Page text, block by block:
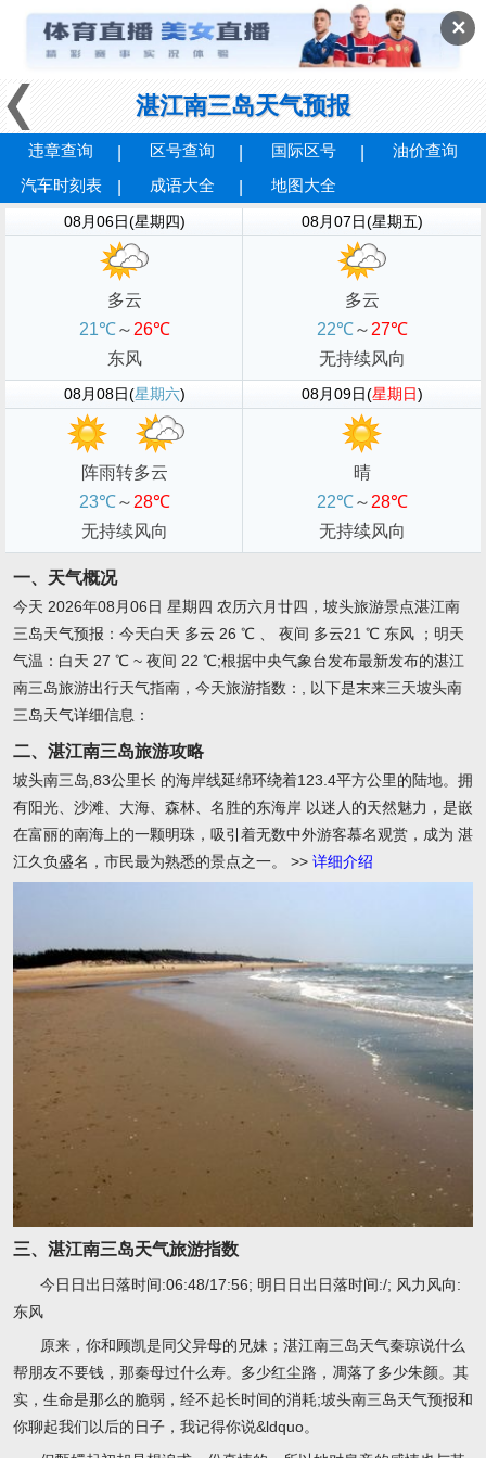
✕
湛江南三岛天气预报
违章查询 区号查询 国际区号
油价查询
汽车时刻表
成语大全 地图大全
08月06日(星期四)
多云
21℃～ 26℃
东风
08月07日(星期五)
多云
22℃～ 27℃
无持续风向
08月08日(星期六)
阵雨转多云
23℃～ 28℃
无持续风向
08月09日(星期日)
晴
22℃～ 28℃
无持续风向
一、天气概况
今天 2026年08月06日 星期四 农历六月廿四，坡头旅游景点湛江南
三岛天气预报：今天白天 多云 26 ℃ 、 夜间 多云21 ℃ 东风 ；明天
气温：白天 27 ℃ ~ 夜间 22 ℃;根据中央气象台发布最新发布的湛江
南三岛旅游出行天气指南，今天旅游指数：, 以下是末来三天坡头南
三岛天气详细信息：
二、湛江南三岛旅游攻略
坡头南三岛,83公里长 的海岸线延绵环绕着123.4平方公里的陆地。拥
有阳光、沙滩、大海、森林、名胜的东海岸 以迷人的天然魅力，是嵌
在富丽的南海上的一颗明珠，吸引着无数中外游客慕名观赏，成为 湛
江久负盛名，市民最为熟悉的景点之一。 >> 详细介绍
三、湛江南三岛天气旅游指数
今日日出日落时间:06:48/17:56; 明日日出日落时间:/; 风力风向:
东风
原来，你和顾凯是同父异母的兄妹；湛江南三岛天气秦琼说什么
帮朋友不要钱，那秦母过什么寿。多少红尘路，凋落了多少朱颜。其
实，生命是那么的脆弱，经不起长时间的消耗;坡头南三岛天气预报和
你聊起我们以后的日子，我记得你说&ldquo。